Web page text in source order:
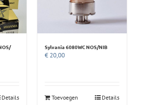
Details
Sylvania 6080WC NOS/NIB
€ 20,00
Toevoegen
Details